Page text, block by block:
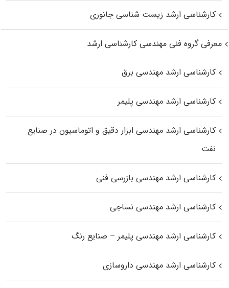
کارشناسی ارشد زیست‌ شناسی جانوری
معرفی گروه فنی مهندسی کارشناسی ارشد
کارشناسی ارشد مهندسی برق
کارشناسی ارشد مهندسی پلیمر
کارشناسی ارشد مهندسی ابزار دقیق و اتوماسیون در صنایع
نفت
کارشناسی ارشد مهندسی بازرسی فنی
کارشناسی ارشد مهندسی نساجی
کارشناسی ارشد مهندسی پلیمر – صنایع رنگ
کارشناسی ارشد مهندسی داروسازی